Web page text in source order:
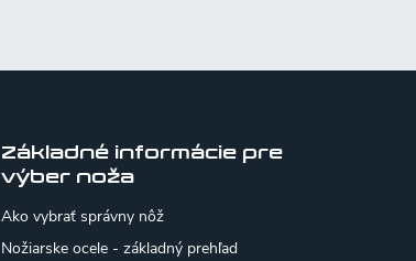
Základné informácie pre
výber noža
Ako vybrať správny nôž
Nožiarske ocele - základný prehľad